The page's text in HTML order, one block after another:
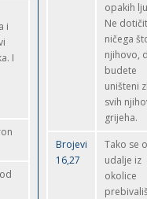
i
I
opakih
Ne
ničega
njihovo,
budete
uništeni
svih
grijeha.
Brojevi
16,27
Tako se
udalje iz
okolice